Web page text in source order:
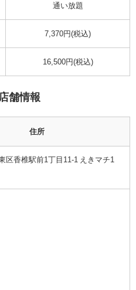
通い放題
7,370円(税込)
16,500円(税込)
舗情報
住所
区香椎駅前1丁目11-1 えきマチ1